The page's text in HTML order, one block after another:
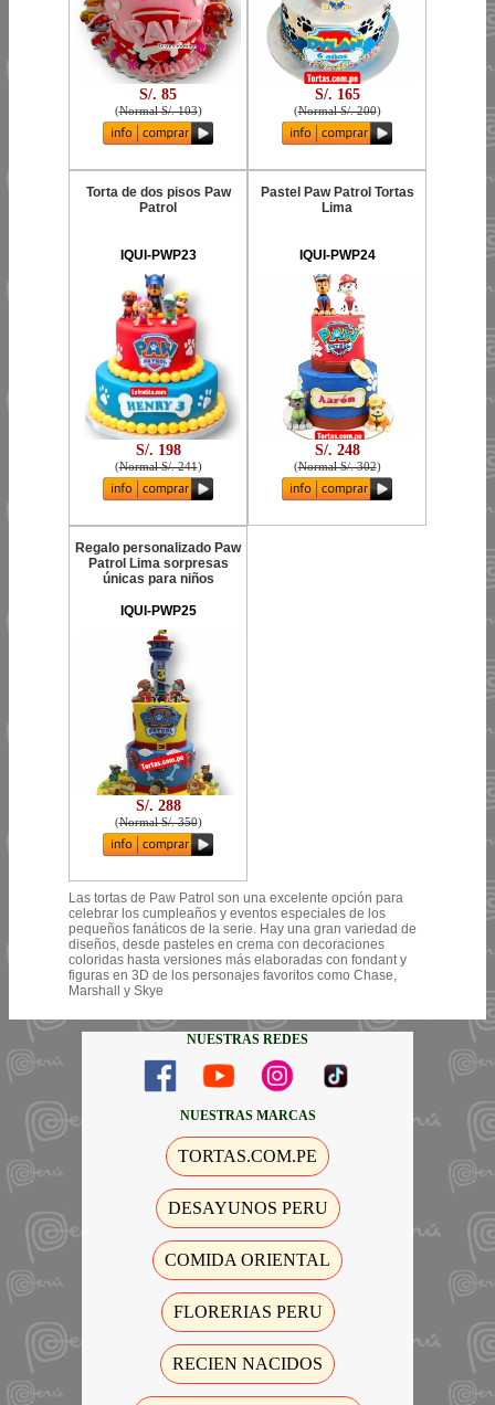
S/. 85
(Normal S/. 103)
S/. 165
(Normal S/. 200)
Torta de dos pisos Paw
Patrol
IQUI-PWP23
S/. 198
(Normal S/. 241)
Pastel Paw Patrol Tortas
Lima
IQUI-PWP24
S/. 248
(Normal S/. 302)
Regalo personalizado Paw
Patrol Lima sorpresas
únicas para niños
IQUI-PWP25
S/. 288
(Normal S/. 350)
Las tortas de Paw Patrol son una excelente opción para
celebrar los cumpleaños y eventos especiales de los
pequeños fanáticos de la serie. Hay una gran variedad de
diseños, desde pasteles en crema con decoraciones
coloridas hasta versiones más elaboradas con fondant y
figuras en 3D de los personajes favoritos como Chase,
Marshall y Skye
NUESTRAS REDES
NUESTRAS MARCAS
TORTAS.COM.PE
DESAYUNOS PERU
COMIDA ORIENTAL
FLORERIAS PERU
RECIEN NACIDOS